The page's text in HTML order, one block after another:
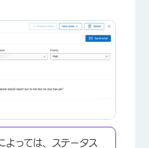
よっては、ステータス